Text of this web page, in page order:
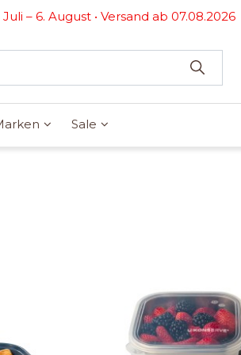
– 6. August • Versand ab 07.08.2026
Sale